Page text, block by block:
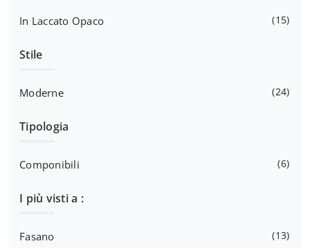
In Laccato Opaco 15
Stile
Moderne 24
Tipologia
Componibili 6
I più visti a :
Fasano 13